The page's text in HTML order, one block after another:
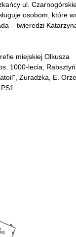
ul.
osobom, które
– twieredzi
miejskiej Olkusza
1000-lecia,
Żuradzka, E.